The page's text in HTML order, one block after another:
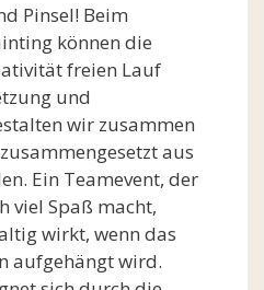
Pinsel! Beim
können die
freien Lauf
und
wir zusammen
aus
Ein Teamevent, der
viel Spaß macht,
wirkt, wenn das
aufgehängt wird.